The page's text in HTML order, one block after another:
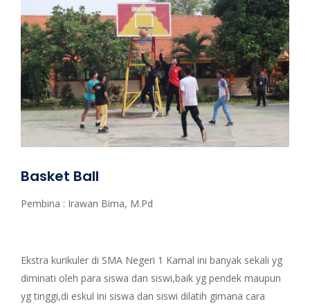
Basket Ball
Pembina : Irawan Bima, M.Pd
Ekstra kurikuler di SMA Negeri 1 Kamal ini banyak sekali yg
diminati oleh para siswa dan siswi,baik yg pendek maupun
yg tinggi,di eskul ini siswa dan siswi dilatih gimana cara